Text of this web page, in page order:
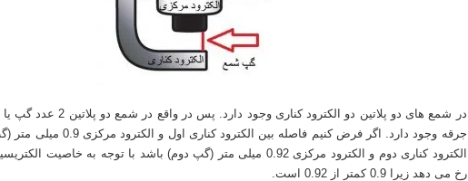
در شمع های دو پلاتین دو الکترود کناری
جرقه وجود دارد. اگر فرض کنیم فاصله
الکترود کناری دوم و الکترود مرکزی 0.92 میلی متر (گپ دوم) باشد با توجه به
رخ می دهد زیرا 0.9 کمتر از 0.92 است.